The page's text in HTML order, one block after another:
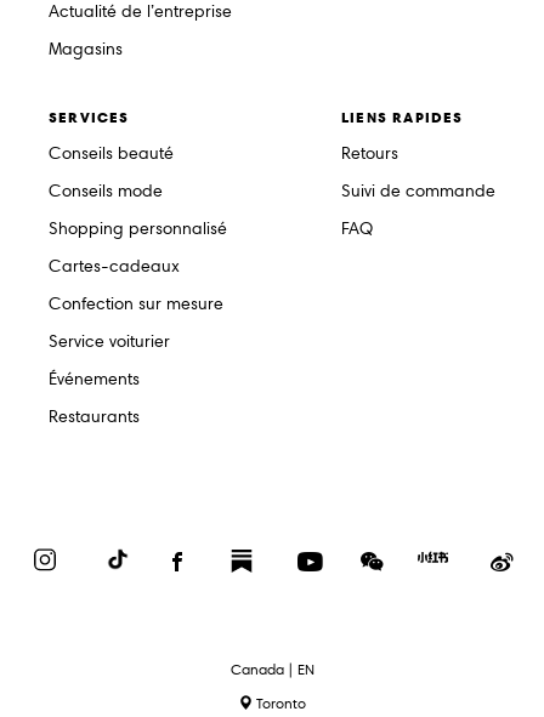
Actualité de l’entreprise
Magasins
SERVICES
Conseils beauté
Conseils mode
Shopping personnalisé
Cartes-cadeaux
Confection sur mesure
Service voiturier
Événements
Restaurants
LIENS RAPIDES
Retours
Suivi de commande
FAQ
InstagramTikTok FacebookSubstack YouTubeWeChat
Red
text.language
Canada | EN
Toronto